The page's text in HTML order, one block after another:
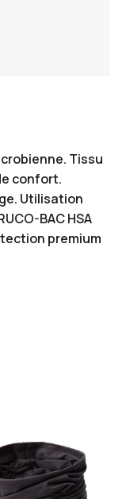
Tissu
confort.
Utilisation
BAC HSA
premium